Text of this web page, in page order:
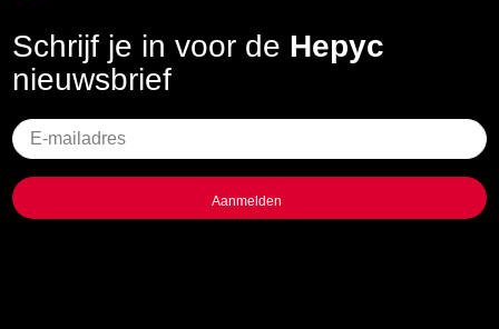
Schrijf je in voor de Hepyc
nieuwsbrief
Geen
titel